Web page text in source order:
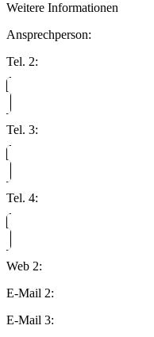
Weitere Informationen
Ansprechperson:
Tel. 2:
Tel. 3:
Tel. 4:
Web 2:
E-Mail 2:
E-Mail 3: